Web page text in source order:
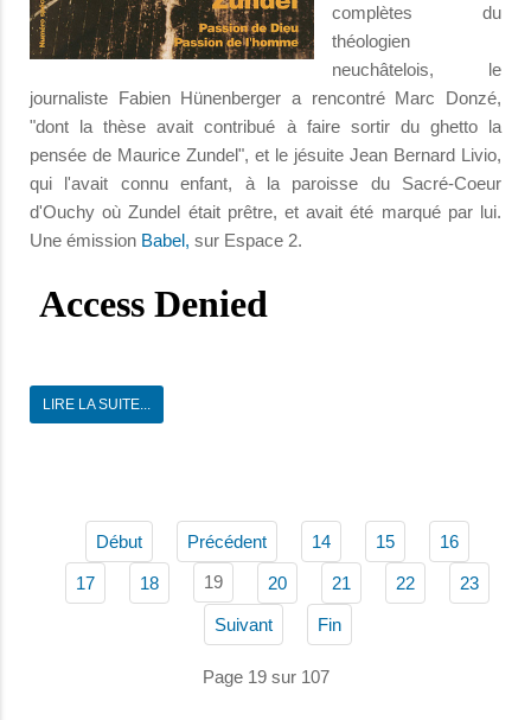
complètes du
théologien
neuchâtelois, le
journaliste Fabien Hünenberger a rencontré Marc Donzé,
"dont la thèse avait contribué à faire sortir du ghetto la
pensée de Maurice Zundel", et le jésuite Jean Bernard Livio,
qui l'avait connu enfant, à la paroisse du Sacré-Coeur
d'Ouchy où Zundel était prêtre, et avait été marqué par lui.
Une émission Babel, sur Espace 2.
LIRE LA SUITE...
Début Précédent 14 15 16
17 18 19 20 21 22 23
Suivant Fin
Page 19 sur 107